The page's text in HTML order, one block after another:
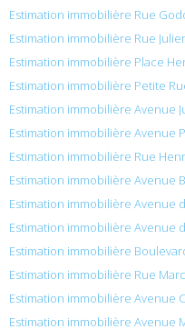
Estimation immobilière Rue
Estimation immobilière Rue
Estimation immobilière Place
Estimation immobilière Petite
Estimation immobilière Avenue
Estimation immobilière Avenue
Estimation immobilière Rue
Estimation immobilière Avenue
Estimation immobilière Avenue
Estimation immobilière Avenue
Estimation immobilière
Estimation immobilière Rue
Estimation immobilière Avenue
Estimation immobilière Avenue